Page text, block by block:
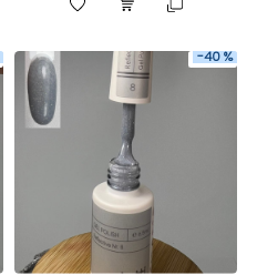
-40 %